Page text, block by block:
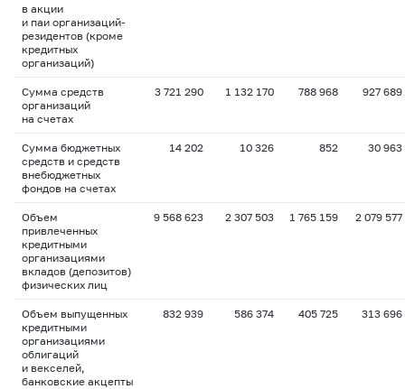
в акции
и паи организаций-
резидентов (кроме
кредитных
организаций)
Сумма средств
организаций
на счетах
3 721 290 1 132 170 788 968 927 689
Сумма бюджетных
средств и средств
внебюджетных
фондов на счетах
14 202 10 326 852 30 963
Объем
привлеченных
кредитными
организациями
вкладов (депозитов)
физических лиц
9 568 623 2 307 503 1 765 159 2 079 577
Объем выпущенных
кредитными
организациями
облигаций
и векселей,
банковские акцепты
832 939 586 374 405 725 313 696